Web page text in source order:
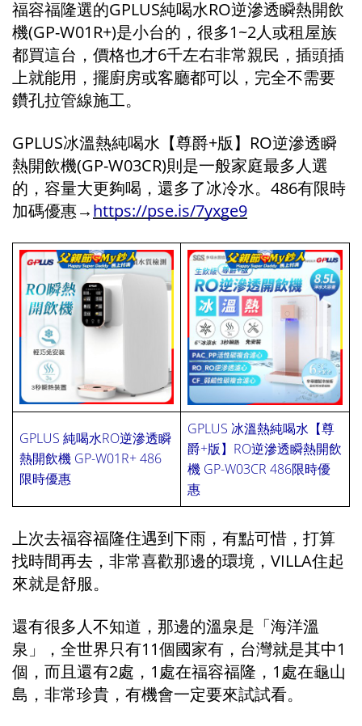
福容福隆選的GPLUS純喝水RO逆滲透瞬熱開飲
機(GP-W01R+)是小台的，很多1~2人或租屋族
都買這台，價格也才6千左右非常親民，插頭插
上就能用，擺廚房或客廳都可以，完全不需要
鑽孔拉管線施工。
GPLUS冰溫熱純喝水【尊爵+版】RO逆滲透瞬
熱開飲機(GP-W03CR)則是一般家庭最多人選
的，容量大更夠喝，還多了冰冷水。486有限時
加碼優惠→https://pse.is/7yxge9
GPLUS 純喝水RO逆滲透瞬
熱開飲機 GP-W01R+ 486
限時優惠
GPLUS 冰溫熱純喝水【尊
爵+版】RO逆滲透瞬熱開飲
機 GP-W03CR 486限時優
惠
上次去福容福隆住遇到下雨，有點可惜，打算
找時間再去，非常喜歡那邊的環境，VILLA住起
來就是舒服。
還有很多人不知道，那邊的溫泉是「海洋溫
泉」，全世界只有11個國家有，台灣就是其中1
個，而且還有2處，1處在福容福隆，1處在龜山
島，非常珍貴，有機會一定要來試試看。